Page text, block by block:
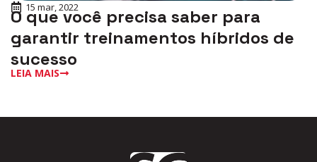
15 mar, 2022
O que você precisa saber para
garantir treinamentos híbridos de
sucesso
LEIA MAIS